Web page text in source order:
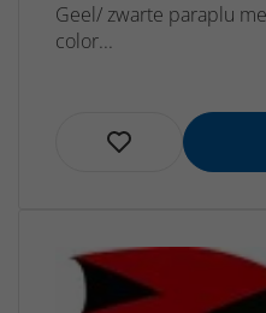
Geel/ zwarte paraplu
color...